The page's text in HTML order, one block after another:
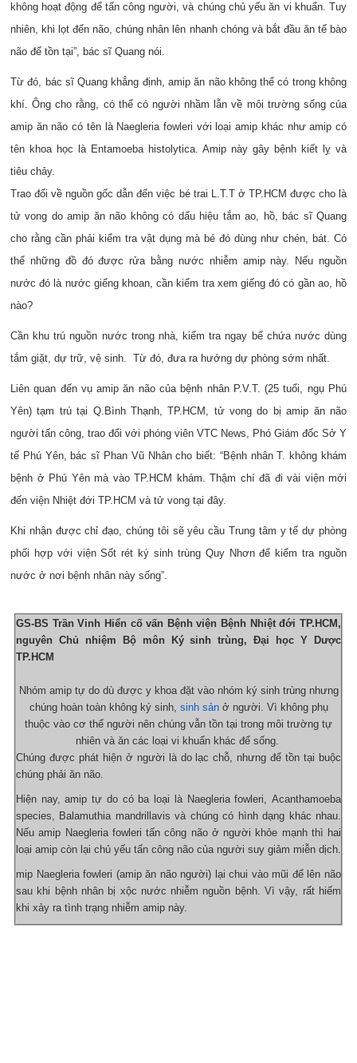
không hoạt động để tấn công người, và chúng chủ yếu ăn vi khuẩn. Tuy
nhiên, khi lọt đến não, chúng nhân lên nhanh chóng và bắt đầu ăn tế bào
não để tồn tại”, bác sĩ Quang nói.
Từ đó, bác sĩ Quang khẳng định, amip ăn não không thể có trong không
khí. Ông cho rằng, có thể có người nhầm lẫn về môi trường sống của
amip ăn não có tên là Naegleria fowleri với loại amip khác như amip có
tên khoa học là Entamoeba histolytica. Amip này gây bệnh kiết lỵ và
tiêu chảy.
Trao đổi về nguồn gốc dẫn đến việc bé trai L.T.T ở TP.HCM được cho là
tử vong do amip ăn não không có dấu hiệu tắm ao, hồ, bác sĩ Quang
cho rằng cần phải kiểm tra vật dụng mà bé đó dùng như chén, bát. Có
thể những đồ đó được rửa bằng nước nhiễm amip này. Nếu nguồn
nước đó là nước giếng khoan, cần kiểm tra xem giếng đó có gần ao, hồ
nào?
Cần khu trú nguồn nước trong nhà, kiểm tra ngay bể chứa nước dùng
tắm giặt, dự trữ, vệ sinh. Từ đó, đưa ra hướng dự phòng sớm nhất.
Liên quan đến vụ amip ăn não của bệnh nhân P.V.T. (25 tuổi, ngụ Phú
Yên) tạm trú tại Q.Bình Thạnh, TP.HCM, tử vong do bị amip ăn não
người tấn công, trao đổi với phóng viên VTC News, Phó Giám đốc Sở Y
tế Phú Yên, bác sĩ Phan Vũ Nhân cho biết: “Bệnh nhân T. không khám
bệnh ở Phú Yên mà vào TP.HCM khám. Thậm chí đã đi vài viện mới
đến viện Nhiệt đới TP.HCM và tử vong tại đây.
Khi nhận được chỉ đạo, chúng tôi sẽ yêu cầu Trung tâm y tế dự phòng
phối hợp với viện Sốt rét ký sinh trùng Quy Nhơn để kiểm tra nguồn
nước ở nơi bệnh nhân này sống”.
GS-BS Trần Vinh Hiển cố vấn Bệnh viện Bệnh Nhiệt đới TP.HCM,
nguyên Chủ nhiệm Bộ môn Ký sinh trùng, Đại học Y Dược
TP.HCM
Nhóm amip tự do dù được y khoa đặt vào nhóm ký sinh trùng nhưng
chúng hoàn toàn không ký sinh, sinh sảnở người. Vì không phụ
thuộc vào cơ thể người nên chúng vẫn tồn tại trong môi trường tự
nhiên và ăn các loại vi khuẩn khác để sống.
Chúng được phát hiện ở người là do lạc chỗ, nhưng để tồn tại buộc
chúng phải ăn não.
Hiện nay, amip tự do có ba loại là Naegleria fowleri, Acanthamoeba
species, Balamuthia mandrillavis và chúng có hình dạng khác nhau.
Nếu amip Naegleria fowleri tấn công não ở người khỏe mạnh thì hai
loại amip còn lại chủ yếu tấn công não của người suy giảm miễn dịch.
mip Naegleria fowleri (amip ăn não người) lại chui vào mũi để lên não
sau khi bệnh nhân bị xộc nước nhiễm nguồn bệnh. Vì vậy, rất hiếm
khi xảy ra tình trạng nhiễm amip này.